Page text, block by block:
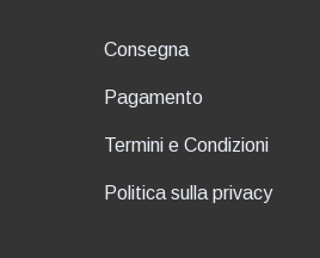
Consegna
Pagamento
Termini e Condizioni
Politica sulla privacy